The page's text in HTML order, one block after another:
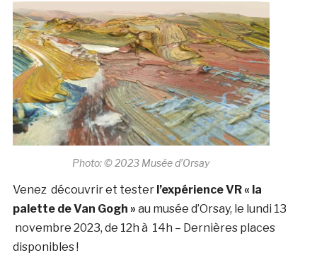
Photo: © 2023 Musée d’Orsay
Venez découvrir et tester l’expérience VR « la
palette de Van Gogh » au musée d’Orsay, le lundi 13
novembre 2023, de 12h à 14h – Dernières places
disponibles !